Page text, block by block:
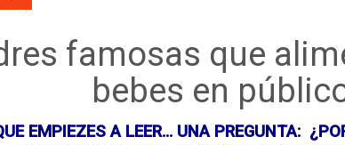
famosas que
bebes en
EMPIEZES A LEER… UNA PREGUNTA: